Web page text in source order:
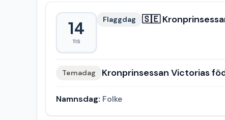
14
TIS
Flaggdag 🇸🇪
Temadag Kronprinsessan Victorias
Namnsdag: Folke